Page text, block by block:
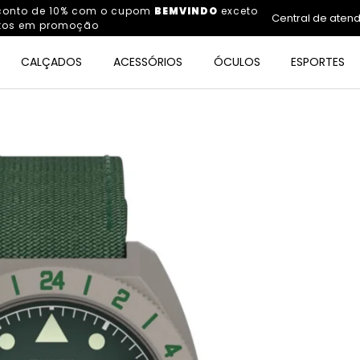
de 10% com o cupom BEMVINDO exceto
em promoção
Central de
CALÇADOS ACESSÓRIOS ÓCULOS ESPORTES